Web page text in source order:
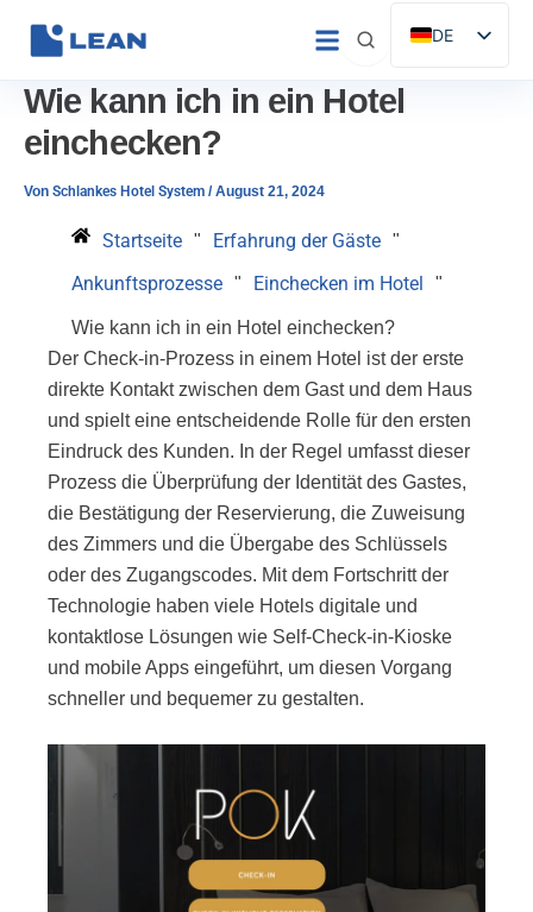
DE
ES
Wie kann ich in ein Hotel
einchecken?
Von Schlankes Hotel System /August 21, 2024
Startseite " Erfahrung der Gäste "
Ankunftsprozesse " Einchecken im Hotel "
Wie kann ich in ein Hotel einchecken?
Der Check-in-Prozess in einem Hotel ist der erste
direkte Kontakt zwischen dem Gast und dem Haus
und spielt eine entscheidende Rolle für den ersten
Eindruck des Kunden. In der Regel umfasst dieser
Prozess die Überprüfung der Identität des Gastes,
die Bestätigung der Reservierung, die Zuweisung
des Zimmers und die Übergabe des Schlüssels
oder des Zugangscodes. Mit dem Fortschritt der
Technologie haben viele Hotels digitale und
kontaktlose Lösungen wie Self-Check-in-Kioske
und mobile Apps eingeführt, um diesen Vorgang
schneller und bequemer zu gestalten.